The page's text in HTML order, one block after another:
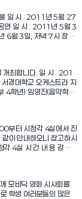
성방가, 잡담, 식음, 흡연
indenttext-transfor
colorbg-i
rightborder
widthmin
style-typelist-style-p
sideempt
radiusO
. 일 시 : 201
고하시
회 벤처위원회 위원장
. 임대호(현, 취업 특강
모비딕 영화 시사회를